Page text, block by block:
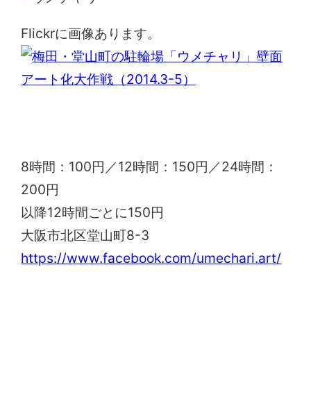
Flickrに画像あります。
8時間：100円／12時間：150円／24時間：
200円
以降12時間ごとに150円
大阪市北区堂山町8-3
https://www.facebook.com/umechari.art/